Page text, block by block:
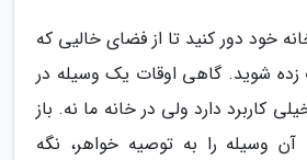
خود دور کنید تا از فضای خالیی که
شوید. گاهی اوقات یک وسیله در
کاربرد دارد ولی در خانه ما نه. باز
وسیله را به توصیه خواهر، نگه